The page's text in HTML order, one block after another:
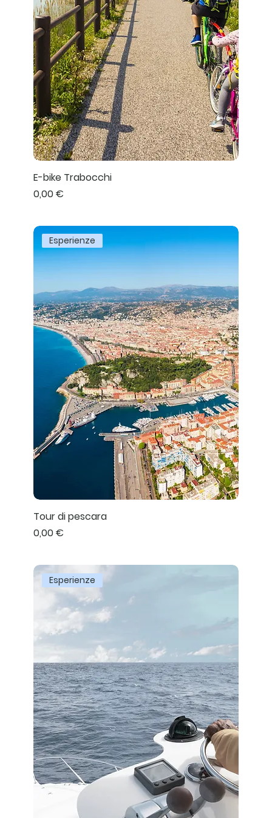
E-bike Trabocchi
Prezzo
0,00 €
Esperienze
Tour di pescara
Prezzo
0,00 €
Esperienze